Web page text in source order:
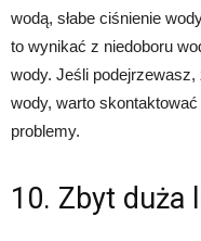
wodą, słabe ciśnienie
to wynikać z niedoboru
wody. Jeśli
wody, warto
problemy.
10. Zbyt duża